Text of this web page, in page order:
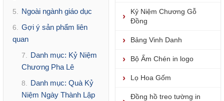
5. Ngoài ngành giáo dục
6.
Gợi ý sản phẩm liên
quan
7.
Danh mục: Kỷ Niệm
Chương Pha Lê
8.
Danh mục: Quà Kỷ
Niệm Ngày Thành Lập
Kỷ Niệm Chương Gỗ
Đồng
Bảng Vinh Danh
Bộ Ấm Chén in logo
Lọ Hoa Gốm
Đồng hồ treo tường in